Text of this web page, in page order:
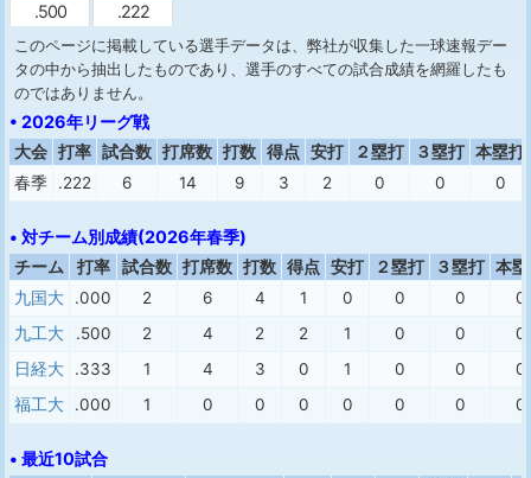
.500 .222
このページに掲載している選手データは、弊社が収集した一球速報デー
タの中から抽出したものであり、選手のすべての試合成績を網羅したも
のではありません。
• 2026年リーグ戦
大会 打率 試合数 打席数 打数 得点 安打 ２塁打 ３塁打 本塁打
春季
.222 6 14 9 3 2 0 0 0
• 対チーム別成績(2026年春季)
チーム 打率 試合数 打席数 打数 得点 安打 ２塁打 ３塁打 本
九国大
.000 2 6 4 1 0 0 0
0
九工大
.500 2 4 2 2 1 0 0
0
日経大
.333 1 4 3 0 1 0 0
0
福工大
.000 1 0 0 0 0 0 0 0
• 最近10試合